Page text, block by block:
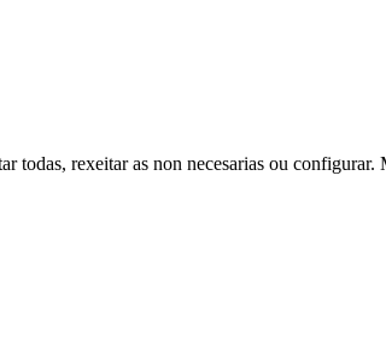
todas, rexeitar as non necesarias ou configurar.